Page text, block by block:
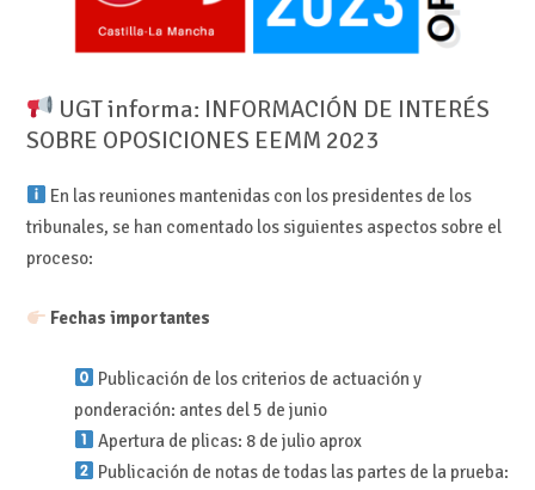
UGT informa: INFORMACIÓN DE INTERÉS
SOBRE OPOSICIONES EEMM 2023
En las reuniones mantenidas con los presidentes de los
tribunales, se han comentado los siguientes aspectos sobre el
proceso:
Fechas importantes
Publicación de los criterios de actuación y
ponderación: antes del 5 de junio
Apertura de plicas: 8 de julio aprox
Publicación de notas de todas las partes de la prueba: